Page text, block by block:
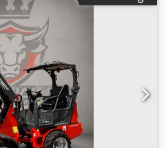
regelmäßig
Dedpfjy A E H Ijx
— bei Interesse kontaktieren
- Besichtigung in 37574
Preis 4.950 EUR zzgl.
auf Anfrage